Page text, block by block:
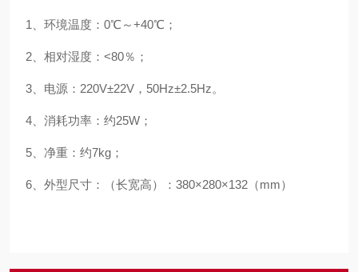
1、环境温度：0℃～+40℃；
2、相对湿度：<80％；
3、电源：220V±22V，50Hz±2.5Hz。
4、消耗功率：约25W；
5、净重：约7kg；
6、外型尺寸：（长宽高）：380×280×132（mm）